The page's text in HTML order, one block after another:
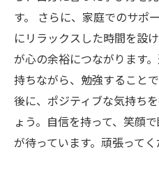
す。 さらに、家庭でのサポ
にリラックスした時間を設
が心の余裕につながります
持ちながら、勉強すること
後に、ポジティブな気持ち
ょう。自信を持って、笑顔
が待っています。頑張ってく